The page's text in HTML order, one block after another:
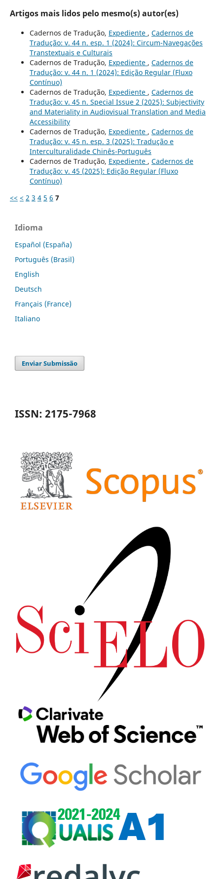
Artigos mais lidos pelo mesmo(s) autor(es)
Cadernos de Tradução, Expediente , Cadernos de
Tradução: v. 44 n. esp. 1 (2024): Circum-Navegações
Transtextuais e Culturais
Cadernos de Tradução, Expediente , Cadernos de
Tradução: v. 44 n. 1 (2024): Edição Regular (Fluxo
Contínuo)
Cadernos de Tradução, Expediente , Cadernos de
Tradução: v. 45 n. Special Issue 2 (2025): Subjectivity
and Materiality in Audiovisual Translation and Media
Accessibility
Cadernos de Tradução, Expediente , Cadernos de
Tradução: v. 45 n. esp. 3 (2025): Tradução e
Interculturalidade Chinês-Português
Cadernos de Tradução, Expediente , Cadernos de
Tradução: v. 45 (2025): Edição Regular (Fluxo
Contínuo)
<< < 2 3 4 5 6 7
Idioma
Español (España)
Português (Brasil)
English
Deutsch
Français (France)
Italiano
Enviar Submissão
ISSN: 2175-7968